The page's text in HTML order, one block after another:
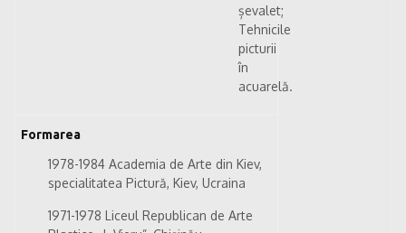
șevalet;
Tehnicile
picturii
în
acuarelă.
Formarea
1978-1984 Academia de Arte din Kiev,
specialitatea Pictură, Kiev, Ucraina
1971-1978 Liceul Republican de Arte